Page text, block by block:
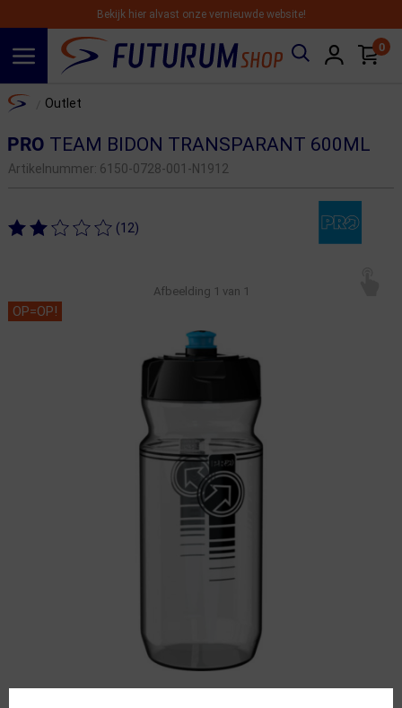
Bekijk hier alvast onze vernieuwde website!
0
Home Outlet
PRO TEAM BIDON TRANSPARANT 600ML
Artikelnummer: 6150-0728-001-N1912
(12)
Afbeelding 1 van 1
OP=OP!